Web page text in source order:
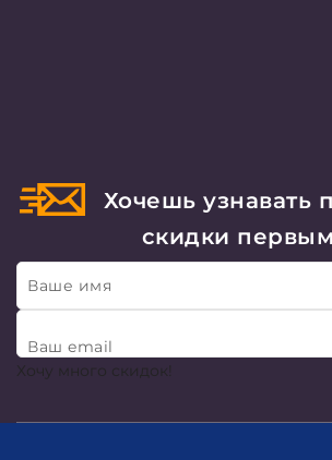
Хочешь узнавать
скидки
Ваше имя
Ваш email
Хочу много скидок!